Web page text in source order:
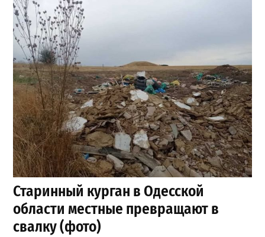
Старинный курган в Одесской
области местные превращают в
свалку (фото)